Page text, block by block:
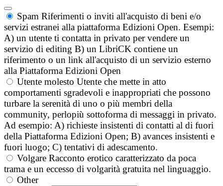
Spam Riferimenti o inviti all'acquisto di beni e/o
servizi estranei alla piattaforma Edizioni Open. Esempi:
A) un utente ti contatta in privato per vendere un
servizio di editing B) un LibriCK contiene un
riferimento o un link all'acquisto di un servizio esterno
alla Piattaforma Edizioni Open
Utente molesto Utente che mette in atto
comportamenti sgradevoli e inappropriati che possono
turbare la serenità di uno o più membri della
community, perlopiù sottoforma di messaggi in privato.
Ad esempio: A) richieste insistenti di contatti al di fuori
della Piattaforma Edizioni Open; B) avances insistenti e
fuori luogo; C) tentativi di adescamento.
Volgare Racconto erotico caratterizzato da poca
trama e un eccesso di volgarità gratuita nel linguaggio.
Other